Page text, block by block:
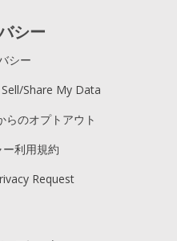
シー
シー
Share My Data
らのオプトアウト
利用規約
Request